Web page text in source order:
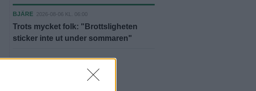
BJÄRE 2026-08-06 KL. 06:00
Trots mycket folk: "Brottsligheten
sticker inte ut under sommaren"
Fler nyheter